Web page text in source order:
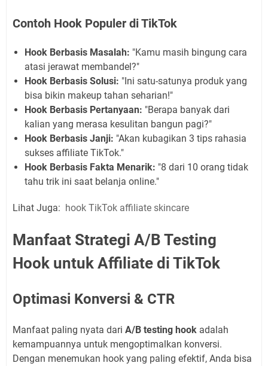
Contoh Hook Populer di TikTok
Hook Berbasis Masalah: "Kamu masih bingung cara
atasi jerawat membandel?"
Hook Berbasis Solusi: "Ini satu-satunya produk yang
bisa bikin makeup tahan seharian!"
Hook Berbasis Pertanyaan: "Berapa banyak dari
kalian yang merasa kesulitan bangun pagi?"
Hook Berbasis Janji: "Akan kubagikan 3 tips rahasia
sukses affiliate TikTok."
Hook Berbasis Fakta Menarik: "8 dari 10 orang tidak
tahu trik ini saat belanja online."
Lihat Juga: hook TikTok affiliate skincare
Manfaat Strategi A/B Testing
Hook untuk Affiliate di TikTok
Optimasi Konversi & CTR
Manfaat paling nyata dari A/B testing hook adalah
kemampuannya untuk mengoptimalkan konversi.
Dengan menemukan hook yang paling efektif, Anda bisa